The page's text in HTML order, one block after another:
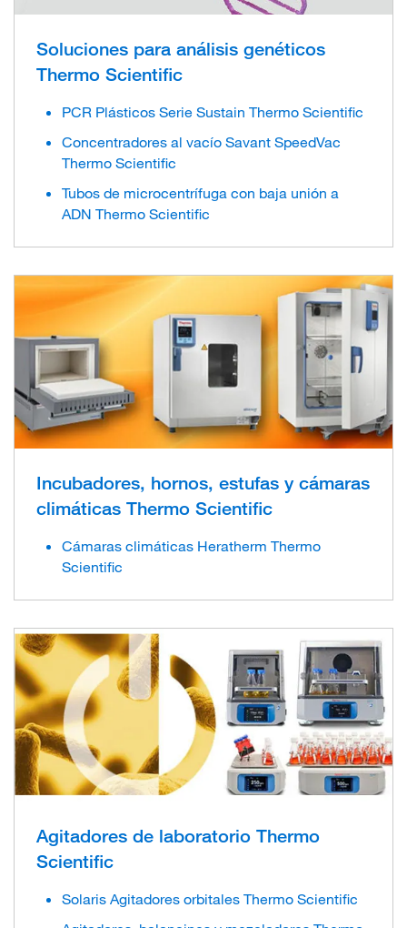
Soluciones para análisis genéticos
Thermo Scientific
PCR Plásticos Serie Sustain Thermo Scientific
Concentradores al vacío Savant SpeedVac
Thermo Scientific
Tubos de microcentrífuga con baja unión a
ADN Thermo Scientific
Incubadores, hornos, estufas y cámaras
climáticas Thermo Scientific
Cámaras climáticas Heratherm Thermo
Scientific
Agitadores de laboratorio Thermo
Scientific
Solaris Agitadores orbitales Thermo Scientific